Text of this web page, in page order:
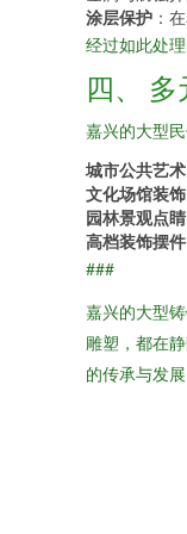
涂层保护 ：
经过如此处
四、
嘉兴的大型
城市公共艺术
文化场馆装饰
园林景观点睛
高档装饰摆件
###
嘉兴的大型
雕塑，都在
的传承与发展